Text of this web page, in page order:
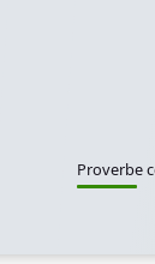
Proverbe